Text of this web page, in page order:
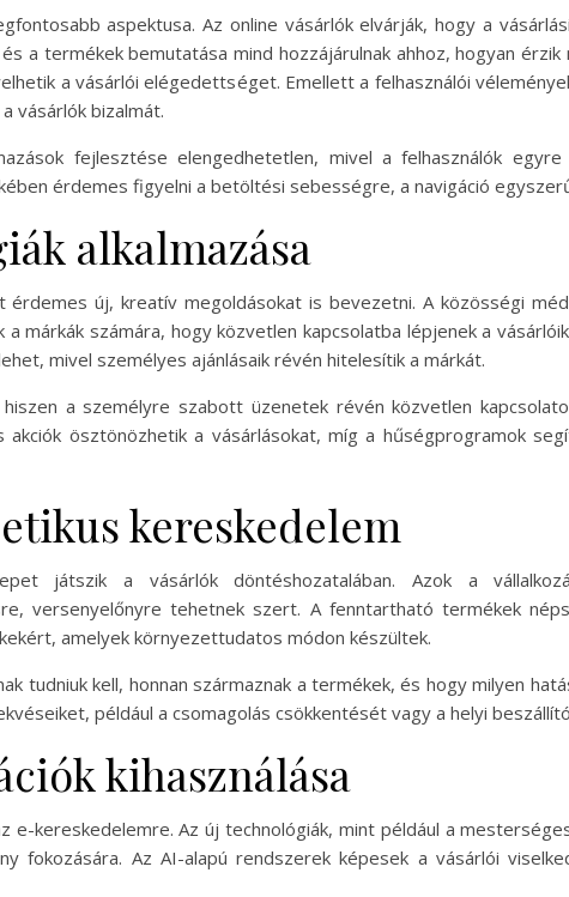
aspektusa. Az online vásárlók elvárják, hogy a
a termékek bemutatása mind hozzájárulnak ahhoz, hogyan
a vásárlói elégedettséget. Emellett a felhasználói
vásárlók bizalmát.
fejlesztése elengedhetetlen, mivel a felhasználók
érdemes figyelni a betöltési sebességre, a navigáció
alkalmazása
új, kreatív megoldásokat is bevezetni. A közösségi
márkák számára, hogy közvetlen kapcsolatba lépjenek a
mivel személyes ajánlásaik révén hitelesítik a márkát.
a személyre szabott üzenetek révén közvetlen
ösztönözhetik a vásárlásokat, míg a hűségprogramok
kereskedelem
játszik a vásárlók döntéshozatalában. Azok a
versenyelőnyre tehetnek szert. A fenntartható termékek
amelyek környezettudatos módon készültek.
tudniuk kell, honnan származnak a termékek, és hogy milyen
például a csomagolás csökkentését vagy a helyi
kihasználása
e-kereskedelemre. Az új technológiák, mint például a
fokozására. Az AI-alapú rendszerek képesek a vásárlói